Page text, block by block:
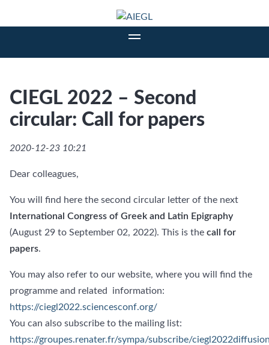
CIEGL 2022 – Second
circular: Call for papers
2020-12-23 10:21
Dear colleagues,
You will find here the second circular letter of the next
International Congress of Greek and Latin Epigraphy
(August 29 to September 02, 2022). This is the call for
papers.
You may also refer to our website, where you will find the
programme and related information:
https://ciegl2022.sciencesconf.org/
You can also subscribe to the mailing list:
https://groupes.renater.fr/sympa/subscribe/